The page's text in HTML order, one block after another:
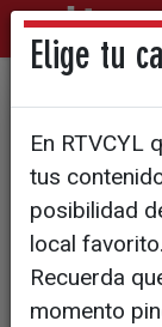
Grana
Elige tu
En RTVCYL
tus
posibilidad
local favorito.
Recuerda
momento